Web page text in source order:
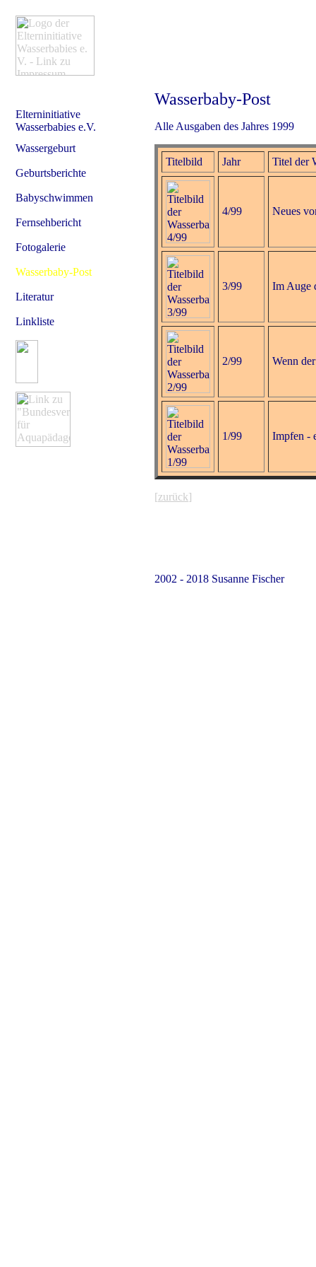
Elterninitiative
Wasserbabies e.V.
Wassergeburt
Geburtsberichte
Babyschwimmen
Fernsehbericht
Fotogalerie
Wasserbaby-Post
Literatur
Linkliste
Wasserbaby-Post
Alle Ausgaben des Jahres 1999
Titelbild Jahr Titel der
4/99 Neues
3/99 Im Auge
2/99 Wenn
1/99 Impfen -
[zurück]
2002 - 2018 Susanne Fischer